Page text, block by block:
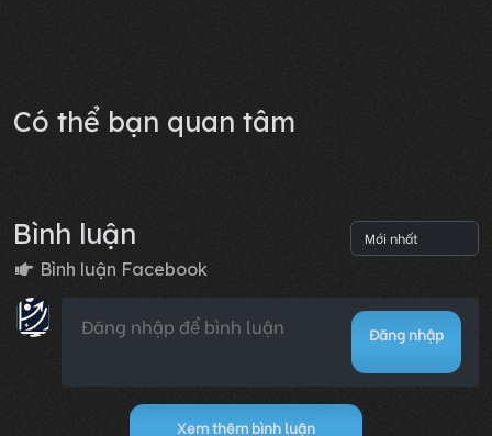
Có thể bạn quan tâm
Bình luận
Bình luận Facebook
Đăng nhập
Xem thêm bình luận